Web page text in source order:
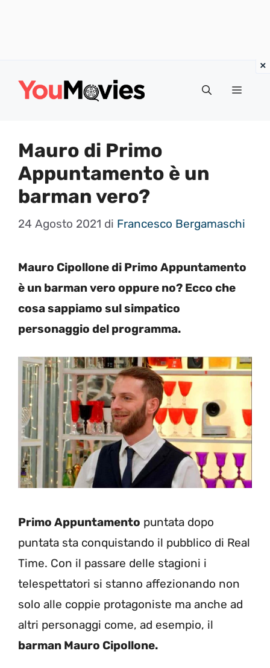
Menu
Mauro di Primo
Appuntamento è un
barman vero?
24 Agosto 2021 di Francesco Bergamaschi
Mauro Cipollone di Primo Appuntamento
è un barman vero oppure no? Ecco che
cosa sappiamo sul simpatico
personaggio del programma.
Primo Appuntamento puntata dopo
puntata sta conquistando il pubblico di Real
Time. Con il passare delle stagioni i
telespettatori si stanno affezionando non
solo alle coppie protagoniste ma anche ad
altri personaggi come, ad esempio, il
barman Mauro Cipollone.